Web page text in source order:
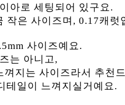
아로 세팅되어 있구요.
작은 사이즈며, 0.17캐럿
사이즈예요.
는 아니고,
지는 사이즈라서 추천
테일이 느껴지실거예요.